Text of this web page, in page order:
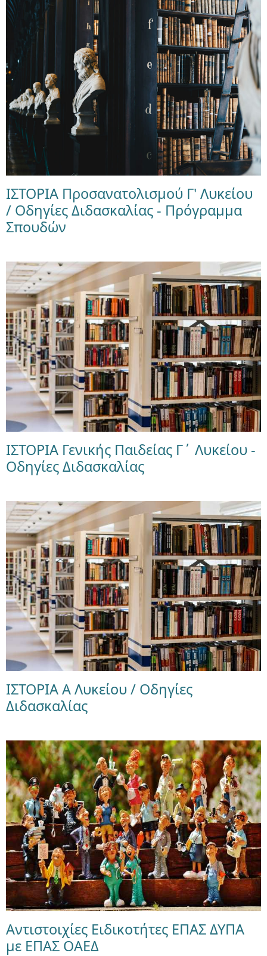
ΙΣΤΟΡΙΑ Προσανατολισμού Γ' Λυκείου
/ Οδηγίες Διδασκαλίας - Πρόγραμμα
Σπουδών
ΙΣΤΟΡΙΑ Γενικής Παιδείας Γ΄ Λυκείου -
Οδηγίες Διδασκαλίας
ΙΣΤΟΡΙΑ Α Λυκείου / Οδηγίες
Διδασκαλίας
Αντιστοιχίες Ειδικοτήτες ΕΠΑΣ ΔΥΠΑ
με ΕΠΑΣ ΟΑΕΔ